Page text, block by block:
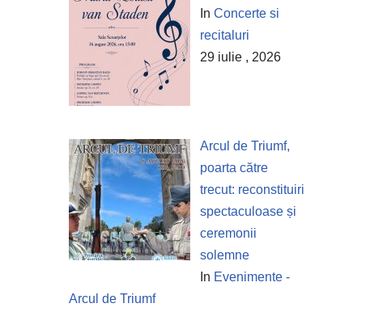
In Concerte si
recitaluri
29 iulie , 2026
Arcul de Triumf,
poarta către
trecut: reconstituiri
spectaculoase și
ceremonii
solemne
In Evenimente -
Arcul de Triumf